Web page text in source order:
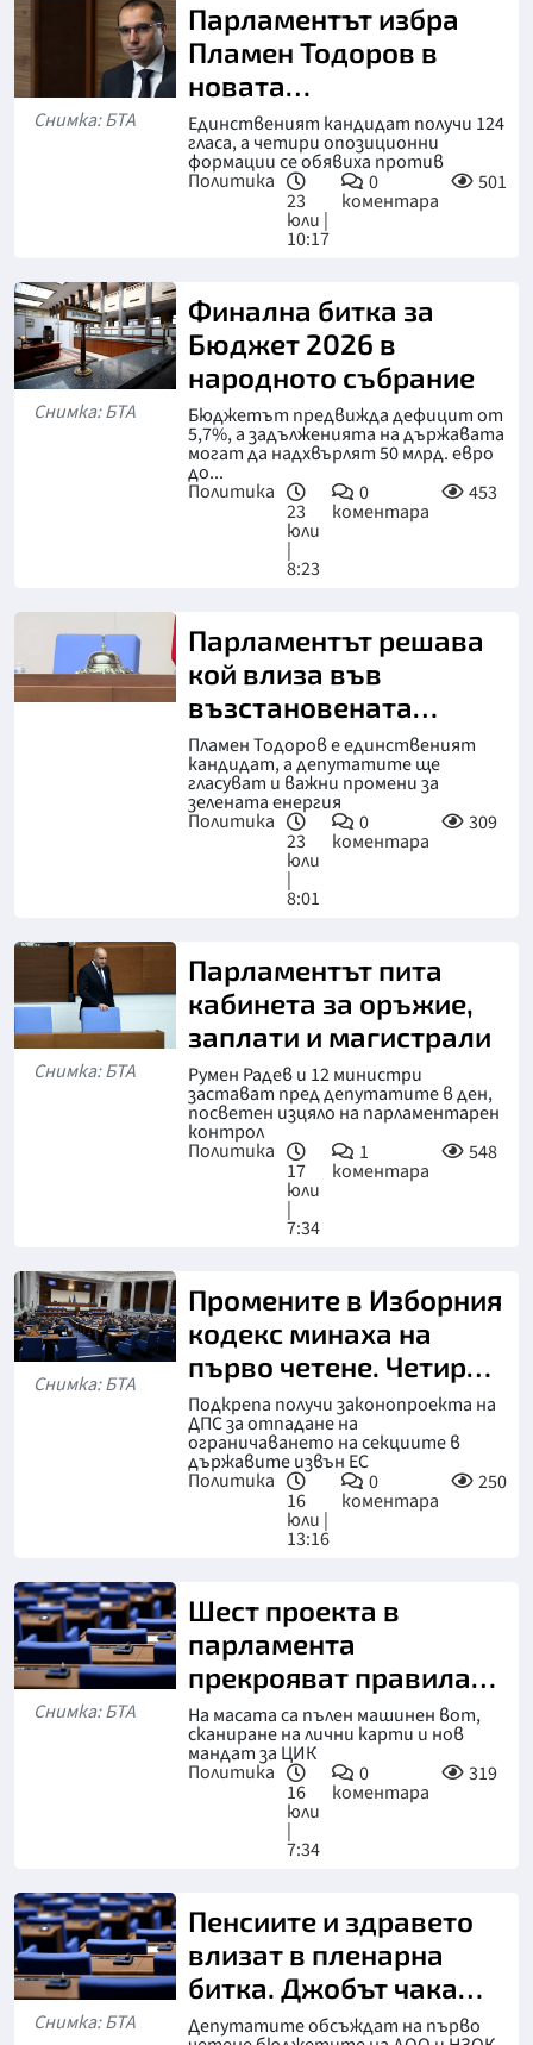
Снимка: БТА
Парламентът избра
Пламен Тодоров в
новата
антикорупционна
комисия
Единственият кандидат получи 124
гласа, а четири опозиционни
формации се обявиха против
Политика
23
юли |
10:17
0
коментара
501
Снимка: БТА
Финална битка за
Бюджет 2026 в
народното събрание
Бюджетът предвижда дефицит от
5,7%, а задълженията на държавата
могат да надхвърлят 50 млрд. евро
до...
Политика
23
юли
|
8:23
0
коментара
453
Парламентът решава
кой влиза във
възстановената
антикорупционна
комисия
Пламен Тодоров е единственият
кандидат, а депутатите ще
гласуват и важни промени за
зелената енергия
Политика
23
юли
|
8:01
0
коментара
309
Снимка: БТА
Парламентът пита
кабинета за оръжие,
заплати и магистрали
Румен Радев и 12 министри
застават пред депутатите в ден,
посветен изцяло на парламентарен
контрол
Политика
17
юли
|
7:34
1
коментара
548
Снимка: БТА
Промените в Изборния
кодекс минаха на
първо четене. Четири
законопроекта
Подкрепа получи законопроекта на
ДПС за отпадане на
ограничаването на секциите в
държавите извън ЕС
Политика
16
юли |
13:16
0
коментара
250
Снимка: БТА
Шест проекта в
парламента
прекрояват правилата
за гласуване
На масата са пълен машинен вот,
сканиране на лични карти и нов
мандат за ЦИК
Политика
16
юли
|
7:34
0
коментара
319
Снимка: БТА
Пенсиите и здравето
влизат в пленарна
битка. Джобът чака
отговор
Депутатите обсъждат на първо